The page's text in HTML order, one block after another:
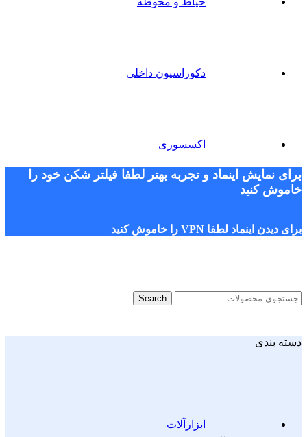
دکوراسیون داخلی
اکسسوری
برای نمایش اینماد و تجربه بهتر لطفا فیلتر شکن خود را
خاموش کنید
برای دیدن اینماد لطفا VPN را خاموش کنید
Search
دسته بندی
ابزارآلات